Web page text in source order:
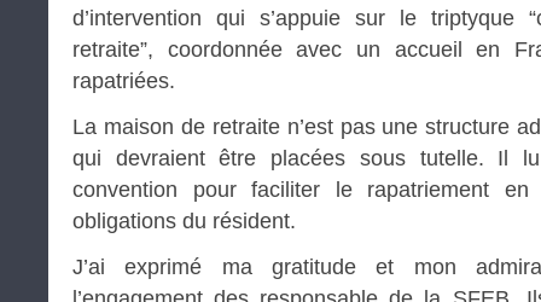
d’intervention qui s’appuie sur le triptyque
retraite”, coordonnée avec un accueil en
rapatriées.
La maison de retraite n’est pas une structure
qui devraient être placées sous tutelle. Il
convention pour faciliter le rapatriement
obligations du résident.
J’ai exprimé ma gratitude et mon